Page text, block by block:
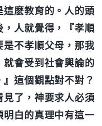
麽教育的。人的頭
人就覺得，『孝順
不孝順父母，那我
會受到社會輿論的
這個觀點對不對？
了，神要求人必須
白的真理中有這一